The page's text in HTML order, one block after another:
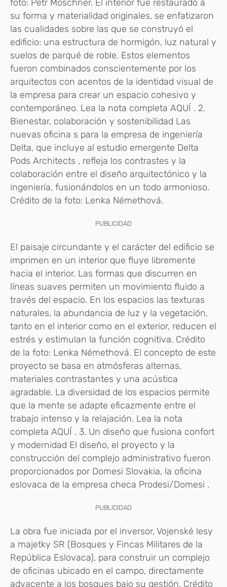
foto: Petr Moschner. El interior fue restaurado a
su forma y materialidad originales, se enfatizaron
las cualidades sobre las que se construyó el
edificio: una estructura de hormigón, luz natural y
suelos de parqué de roble. Estos elementos
fueron combinados conscientemente por los
arquitectos con acentos de la identidad visual de
la empresa para crear un espacio cohesivo y
contemporáneo. Lea la nota completa AQUÍ . 2.
Bienestar, colaboración y sostenibilidad Las
nuevas oficina s para la empresa de ingeniería
Delta, que incluye al estudio emergente Delta
Pods Architects , refleja los contrastes y la
colaboración entre el diseño arquitectónico y la
ingeniería, fusionándolos en un todo armonioso.
Crédito de la foto: Lenka Némethová.
PUBLICIDAD
El paisaje circundante y el carácter del edificio se
imprimen en un interior que fluye libremente
hacia el interior. Las formas que discurren en
líneas suaves permiten un movimiento fluido a
través del espacio. En los espacios las texturas
naturales, la abundancia de luz y la vegetación,
tanto en el interior como en el exterior, reducen el
estrés y estimulan la función cognitiva. Crédito
de la foto: Lenka Némethová. El concepto de este
proyecto se basa en atmósferas alternas,
materiales contrastantes y una acústica
agradable. La diversidad de los espacios permite
que la mente se adapte eficazmente entre el
trabajo intenso y la relajación. Lea la nota
completa AQUÍ . 3. Un diseño que fusiona confort
y modernidad El diseño, el proyecto y la
construcción del complejo administrativo fueron
proporcionados por Domesi Slovakia, la oficina
eslovaca de la empresa checa Prodesi/Domesi .
PUBLICIDAD
La obra fue iniciada por el inversor, Vojenské lesy
a majetky SR (Bosques y Fincas Militares de la
República Eslovaca), para construir un complejo
de oficinas ubicado en el campo, directamente
adyacente a los bosques bajo su gestión. Crédito